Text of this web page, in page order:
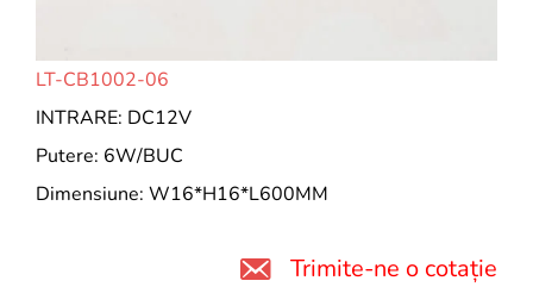
LT-CB1002-06
INTRARE: DC12V
Putere: 6W/BUC
Dimensiune: W16*H16*L600MM
Trimite-ne o cotație